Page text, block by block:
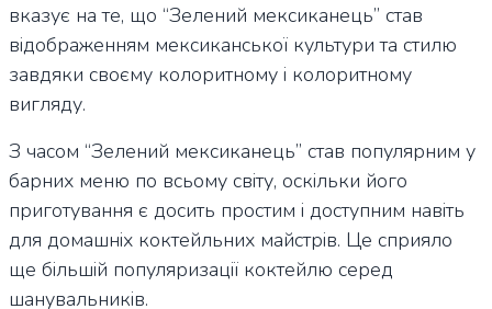
вказує на те, що “Зелений мексиканець” став
відображенням мексиканської культури та стилю
завдяки своєму колоритному і колоритному
вигляду.
З часом “Зелений мексиканець” став популярним у
барних меню по всьому світу, оскільки його
приготування є досить простим і доступним навіть
для домашніх коктейльних майстрів. Це сприяло
ще більшій популяризації коктейлю серед
шанувальників.